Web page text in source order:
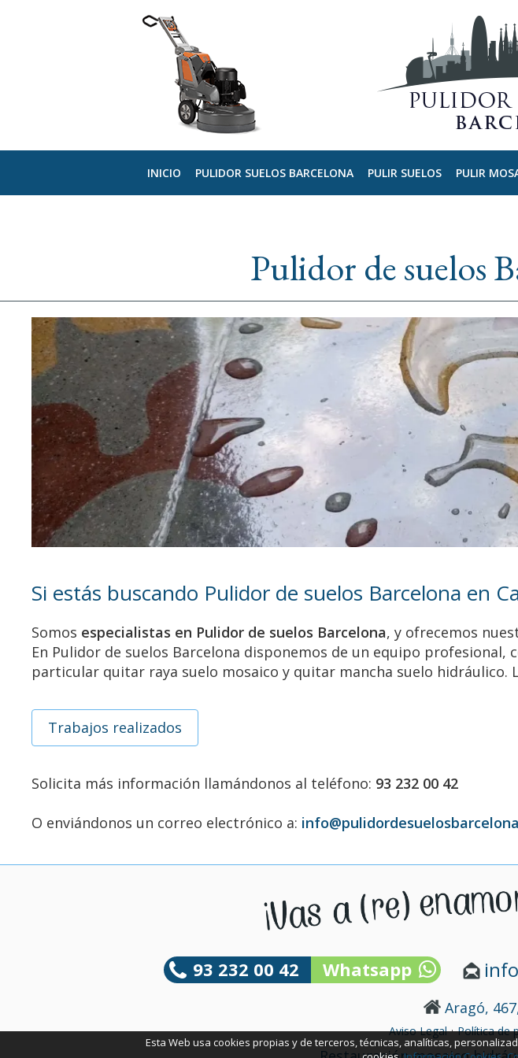
INICIO PULIDOR SUELOS BARCELONA PULIR SUELOS PULIR
Pulidor de suelos
Si estás buscando Pulidor de suelos Barcelona en
Somos especialistas en Pulidor de suelos Barcelona, y ofrecemos
En Pulidor de suelos Barcelona disponemos de un equipo
particular quitar raya suelo mosaico y quitar mancha suelo hidráulico.
Trabajos realizados
Solicita más información llamándonos al teléfono: 93 232 00 42
O enviándonos un correo electrónico a:
93 232 00 42 Whatsapp
Aragó,
Aviso Legal·Política de
Esta Web usa cookies propias y de terceros, técnicas, analíticas,